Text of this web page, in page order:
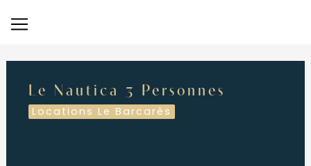
Le Nautica 3 Personnes
Locations Le Barcarès